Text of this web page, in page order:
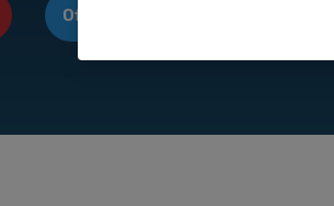
Offerte aanvragen